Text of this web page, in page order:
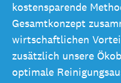
kostensparende
Gesamtkonzept
wirtschaftlichen
zusätzlich unsere
optimale